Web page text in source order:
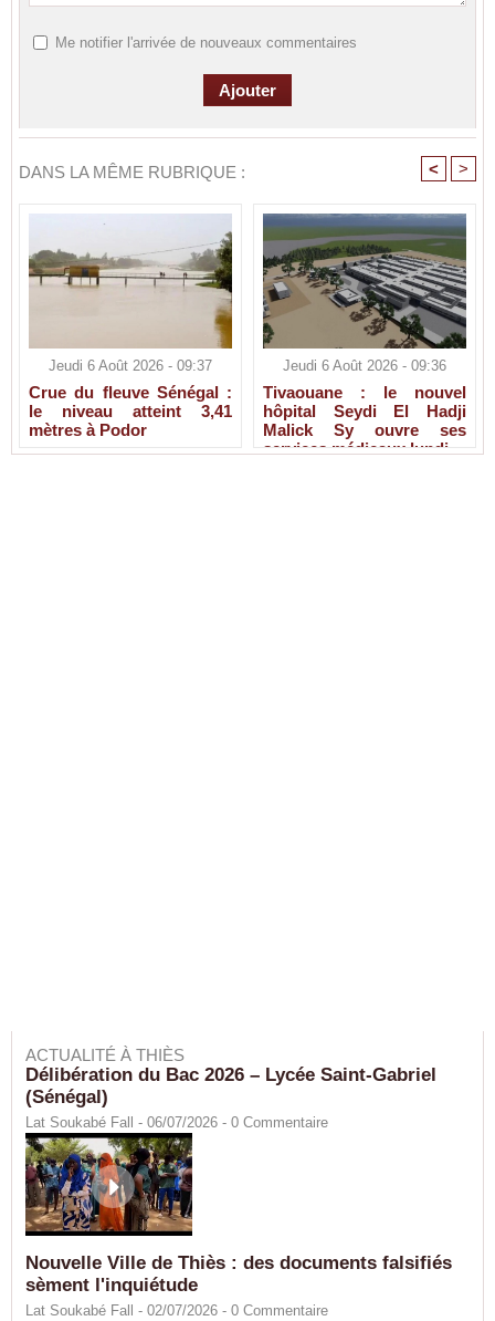
Me notifier l'arrivée de nouveaux commentaires
DANS LA MÊME RUBRIQUE : < >
Jeudi 6 Août 2026 - 09:37
Crue du fleuve Sénégal :
le niveau atteint 3,41
mètres à Podor
Jeudi 6 Août 2026 - 09:36
Tivaouane : le nouvel
hôpital Seydi El Hadji
Malick Sy ouvre ses
services médicaux lundi
ACTUALITÉ À THIÈS
Délibération du Bac 2026 – Lycée Saint-Gabriel
(Sénégal)
Lat Soukabé Fall - 06/07/2026 - 0 Commentaire
Nouvelle Ville de Thiès : des documents falsifiés
sèment l'inquiétude
Lat Soukabé Fall - 02/07/2026 - 0 Commentaire